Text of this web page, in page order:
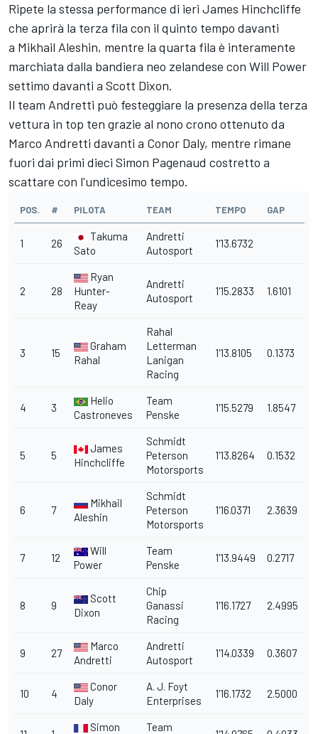
Ripete la stessa performance di ieri James Hinchcliffe
che aprirà la terza fila con il quinto tempo davanti
a Mikhail Aleshin, mentre la quarta fila è interamente
marchiata dalla bandiera neo zelandese con Will Power
settimo davanti a Scott Dixon.
Il team Andretti può festeggiare la presenza della terza
vettura in top ten grazie al nono crono ottenuto da
Marco Andretti davanti a Conor Daly, mentre rimane
fuori dai primi dieci Simon Pagenaud costretto a
scattare con l'undicesimo tempo.
POS. # PILOTA TEAM TEMPO GAP
1 26
Takuma
Sato
Andretti
Autosport
1'13.6732
2 28
Ryan
Hunter-
Reay
Andretti
Autosport
1'15.2833 1.6101
3 15
Graham
Rahal
Rahal
Letterman
Lanigan
Racing
1'13.8105 0.1373
4 3
Helio
Castroneves
Team
Penske
1'15.5279 1.8547
5 5
James
Hinchcliffe
Schmidt
Peterson
Motorsports
1'13.8264 0.1532
6 7
Mikhail
Aleshin
Schmidt
Peterson
Motorsports
1'16.0371 2.3639
7 12
Will
Power
Team
Penske
1'13.9449 0.2717
8 9
Scott
Dixon
Chip
Ganassi
Racing
1'16.1727 2.4995
9 27
Marco
Andretti
Andretti
Autosport
1'14.0339 0.3607
10 4
Conor
Daly
A. J. Foyt
Enterprises
1'16.1732 2.5000
Simon Team